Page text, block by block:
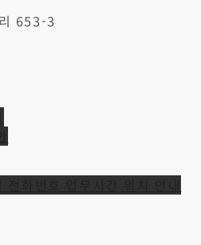
653-3